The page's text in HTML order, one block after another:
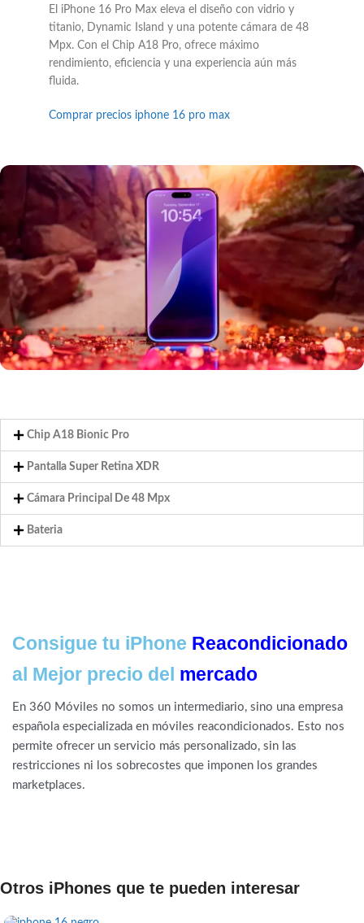
El iPhone 16 Pro Max eleva el diseño con vidrio y
titanio, Dynamic Island y una potente cámara de 48
Mpx. Con el Chip A18 Pro, ofrece máximo
rendimiento, eficiencia y una experiencia aún más
fluida.
Comprar precios iphone 16 pro max
Chip A18 Bionic Pro
Pantalla Super Retina XDR
Cámara Principal De 48 Mpx
Bateria
Consigue tu iPhone Reacondicionado
al Mejor precio del mercado
En 360 Móviles no somos un intermediario, sino una empresa
española especializada en móviles reacondicionados. Esto nos
permite ofrecer un servicio más personalizado, sin las
restricciones ni los sobrecostes que imponen los grandes
marketplaces.
Otros iPhones que te pueden interesar